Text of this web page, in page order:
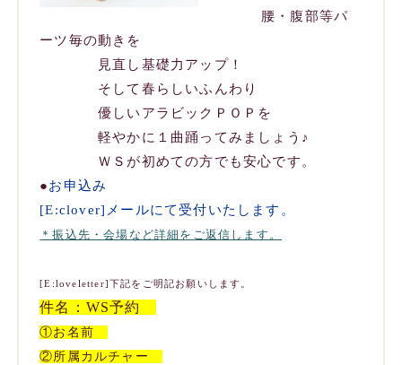
腰・腹部等パ
ーツ毎の動きを
見直し基礎力アップ！
そして春らしいふんわり
優しいアラビックＰＯＰを
軽やかに１曲踊ってみましょう♪
ＷＳが初めての方でも安心です。
●お申込み
[E:clover]メールにて受付いたします 。
＊振込先・会場など詳細をご返信します。
[E:loveletter]下記をご明記お願いします。
件名： WS予約
①お名前
②所属カルチャー